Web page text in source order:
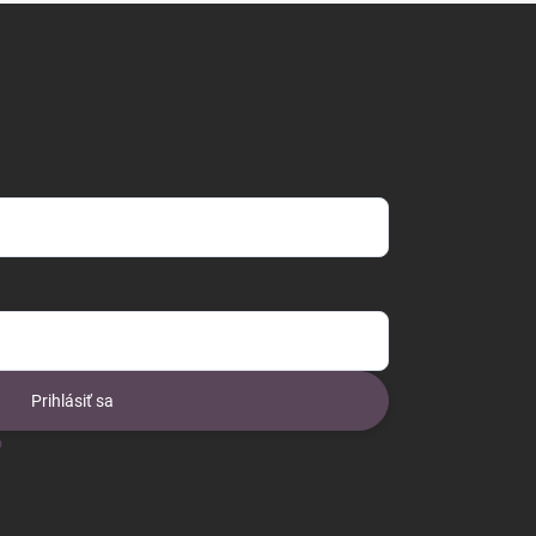
Prihlásiť sa